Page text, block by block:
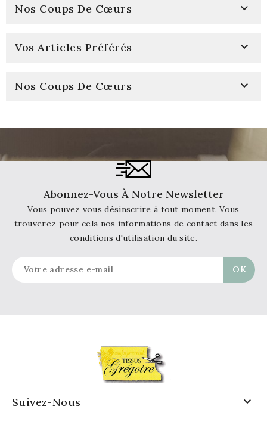
Nos Coups De Cœurs 
Vos Articles Préférés 
Nos Coups De Cœurs 
Abonnez-Vous À Notre Newsletter
Vous pouvez vous désinscrire à tout moment. Vous
trouverez pour cela nos informations de contact dans les
conditions d'utilisation du site.
Suivez-Nous 